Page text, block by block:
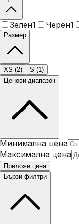
Зелен1 Черен1
Размер
XS (2) S (1)
Ценови диапазон
Минимална цена
Максимална цена
Приложи цена
Бързи филтри